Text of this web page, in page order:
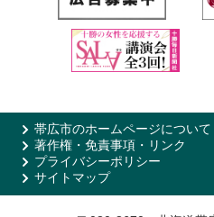
帯広市のホームページについて
著作権・免責事項・リンク
プライバシーポリシー
サイトマップ